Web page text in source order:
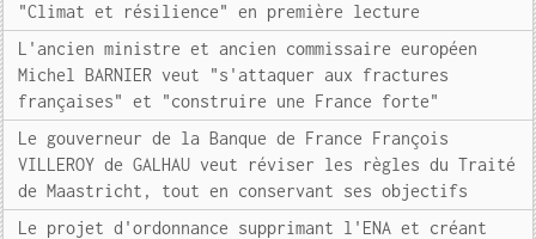
"Climat et résilience" en première lecture
L'ancien ministre et ancien commissaire européen
Michel BARNIER veut "s'attaquer aux fractures
françaises" et "construire une France forte"
Le gouverneur de la Banque de France François
VILLEROY de GALHAU veut réviser les règles du Traité
de Maastricht, tout en conservant ses objectifs
Le projet d'ordonnance supprimant l'ENA et créant